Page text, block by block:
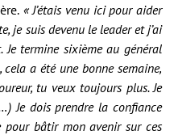
« J’étais venu ici pour aider
je suis devenu le leader et j’ai
termine sixième au général
cela a été une bonne semaine,
tu veux toujours plus. Je
Je dois prendre la confiance
pour bâtir mon avenir sur ces